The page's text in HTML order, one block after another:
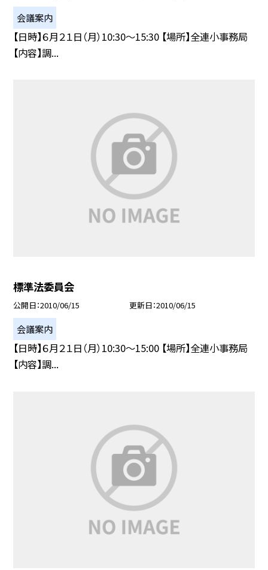
会議案内
【日時】６月２１日（月）10:30〜15:30 【場所】全連小事務局
【内容】調...
標準法委員会
公開日 2010/06/15 更新日 2010/06/15
会議案内
【日時】６月２１日（月）10:30〜15:00 【場所】全連小事務局
【内容】調...